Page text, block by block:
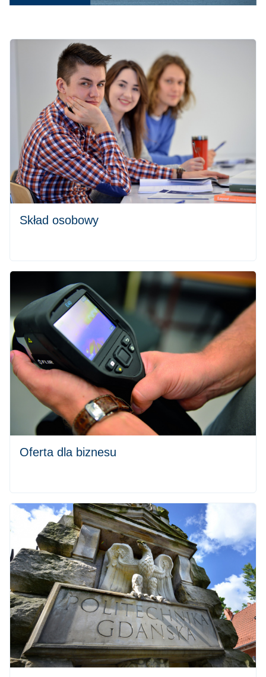
Skład osobowy
Oferta dla biznesu